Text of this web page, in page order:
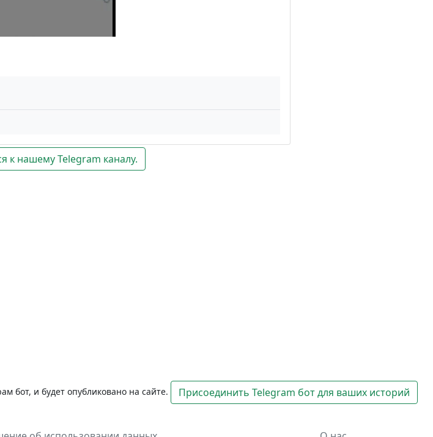
к нашему Telegram каналу.
бот, и будет опубликовано на сайте. Присоединить Telegram бот для ваших историй